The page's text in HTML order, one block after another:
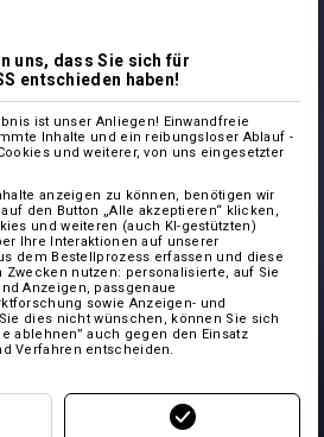
uns, dass Sie sich für
entschieden haben!
ist unser Anliegen! Einwandfreie
Inhalte und ein reibungsloser Ablauf -
und weiterer, von uns eingesetzter
anzeigen zu können, benötigen wir
den Button „Alle akzeptieren“ klicken,
und weiteren (auch KI-gestützten)
Ihre Interaktionen auf unserer
dem Bestellprozess erfassen und diese
nutzen: personalisierte, auf Sie
Anzeigen, passgenaue
sowie Anzeigen- und
dies nicht wünschen, können Sie sich
ablehnen” auch gegen den Einsatz
Verfahren entscheiden.